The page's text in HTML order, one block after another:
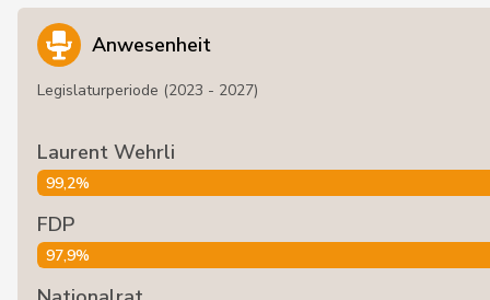
Anwesenheit
Legislaturperiode (2023 - 2027)
Laurent Wehrli
99,2%
FDP
97,9%